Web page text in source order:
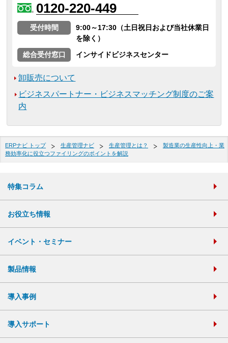
0120-220-449
受付時間
9:00～17:30（土日祝日および当社休業日
を除く）
総合受付窓口
インサイドビジネスセンター
卸販売について
ビジネスパートナー・ビジネスマッチング制度のご案
内
ERPナビ トップ 生産管理ナビ 生産管理とは？
製造業の生産性向上・業
務効率化に役立つファイリングのポイントを解説
特集コラム
お役立ち情報
イベント・セミナー
製品情報
導入事例
導入サポート